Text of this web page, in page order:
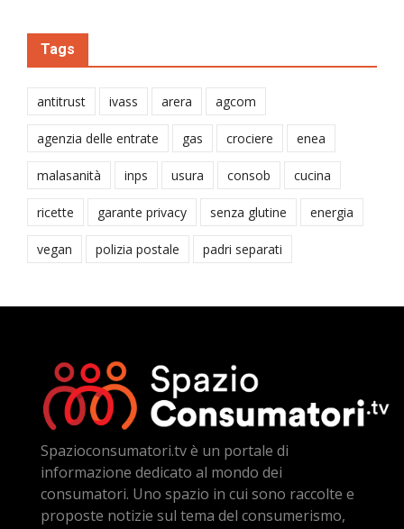
Tags
antitrust ivass arera agcom
agenzia delle entrate gas crociere enea
malasanità inps usura consob cucina
ricette garante privacy senza glutine energia
vegan polizia postale padri separati
Spazioconsumatori.tv è un portale di
informazione dedicato al mondo dei
consumatori. Uno spazio in cui sono raccolte e
proposte notizie sul tema del consumerismo,